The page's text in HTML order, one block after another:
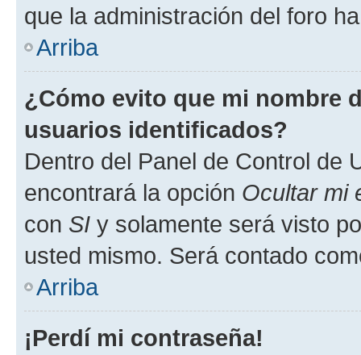
que la administración del foro
Arriba
¿Cómo evito que mi nombre
usuarios identificados?
Dentro del Panel de Control de
encontrará la opción Ocultar mi
con SI y solamente será visto
usted mismo. Será contado
Arriba
¡Perdí mi contraseña!